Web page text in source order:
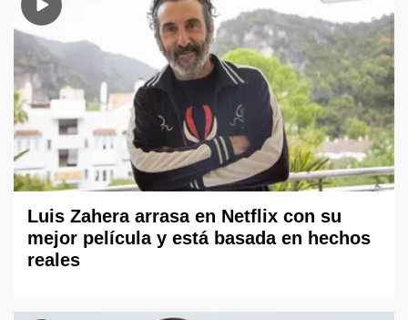
Luis Zahera arrasa en Netflix con su
mejor película y está basada en hechos
reales